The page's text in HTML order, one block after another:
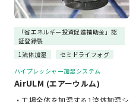
「省エネルギー投資促進補助金」認
証登録製
1流体加湿
セミドライフォグ
ハイプレッシャー加湿システム
AirULM (エアーウルム)
・工場全体を加湿する1流体加湿シ